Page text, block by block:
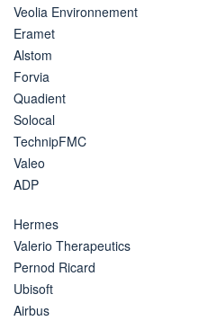
Veolia Environnement
Eramet
Alstom
Forvia
Quadient
Solocal
TechnipFMC
Valeo
ADP
Hermes
Valerio Therapeutics
Pernod Ricard
Ubisoft
Airbus